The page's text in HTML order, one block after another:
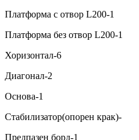
Платформа с отвор L200-1
Платформа без отвор L200-1
Хоризонтал-6
Диагонал-2
Основа-1
Стабилизатор(опорен крак)-
Предпазен борд-1